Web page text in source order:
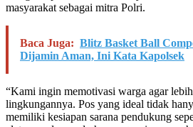
masyarakat sebagai mitra Polri.
Baca Juga: Blitz Basket Ball
Dijamin Aman, Ini Kata Kapolsek
“Kami ingin memotivasi warga agar
lingkungannya. Pos yang ideal tidak
memiliki kesiapan sarana pendukung